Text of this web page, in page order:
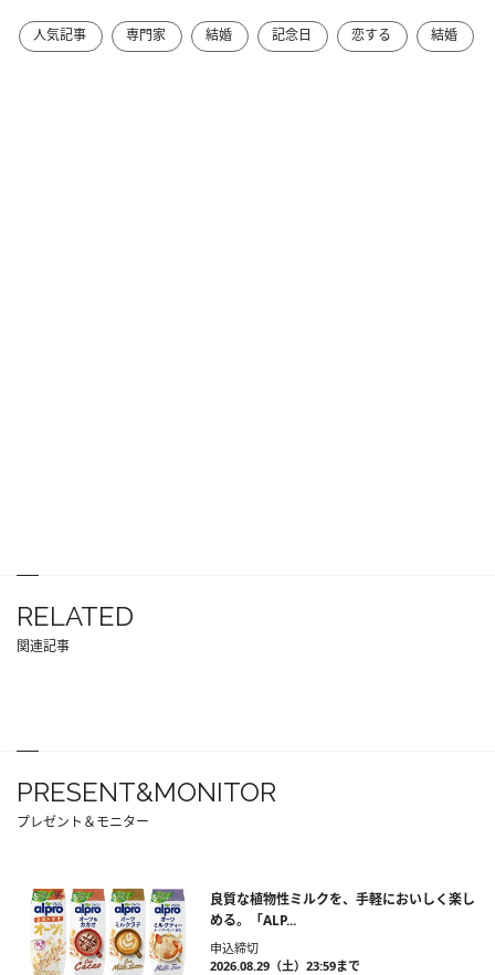
人気記事 専門家 結婚 記念日 恋する 結婚
RELATED
関連記事
PRESENT&MONITOR
プレゼント＆モニター
良質な植物性ミルクを、手軽においしく楽し
める。「ALP...
申込締切
2026.08.29（土）23:59まで